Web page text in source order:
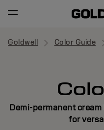
Goldwell Color Guide
Demi-permanent
for